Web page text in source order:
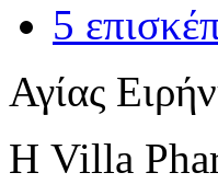
5
Αγίας
Η Villa